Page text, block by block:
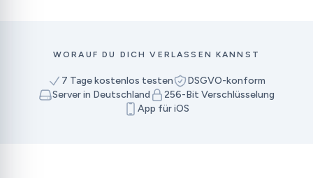
WORAUF DU DICH VERLASSEN KANNST
7 Tage kostenlos testen
DSGVO-konform
Server in Deutschland
256-Bit Verschlüsselung
App für iOS